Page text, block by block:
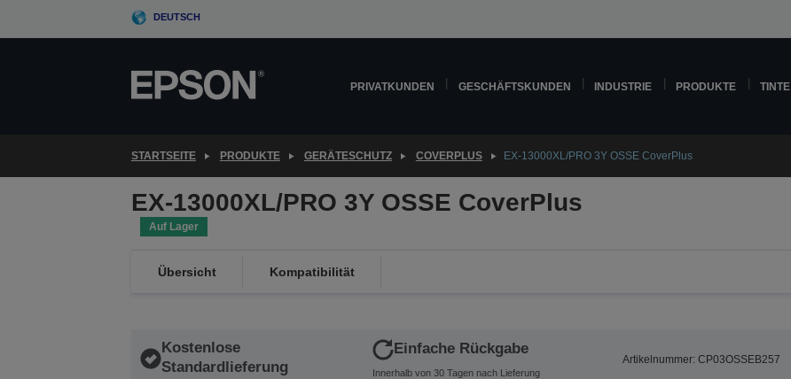
DEUTSCH
PRIVATKUNDEN GESCHÄFTSKUNDEN INDUSTRIE PRODUKTE TINTE
STARTSEITE PRODUKTE GERÄTESCHUTZ COVERPLUS EX-13000XL/PRO 3Y OSSE CoverPlus
EX-13000XL/PRO 3Y OSSE CoverPlus
Auf Lager
Übersicht Kompatibilität
Kostenlose
Standardlieferung
Einfache Rückgabe
Innerhalb von 30 Tagen nach Lieferung
Artikelnummer: CP03OSSEB257